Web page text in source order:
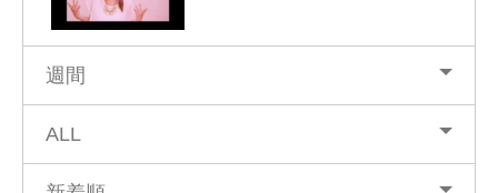
週間
ALL